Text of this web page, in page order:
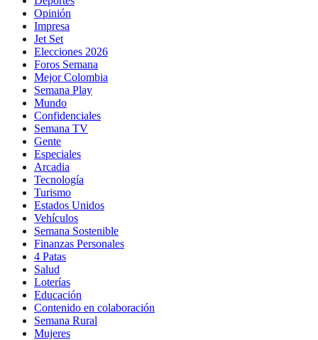
Opinión
Impresa
Jet Set
Elecciones 2026
Foros Semana
Mejor Colombia
Semana Play
Mundo
Confidenciales
Semana TV
Gente
Especiales
Arcadia
Tecnología
Turismo
Estados Unidos
Vehículos
Semana Sostenible
Finanzas Personales
4 Patas
Salud
Loterías
Educación
Contenido en colaboración
Semana Rural
Mujeres